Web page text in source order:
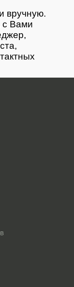
вручную.
с Вами